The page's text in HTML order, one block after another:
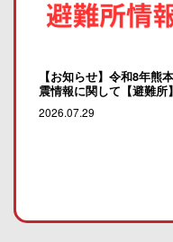
【お知らせ】令和8年熊
震情報に関して【避難所】
2026.07.29